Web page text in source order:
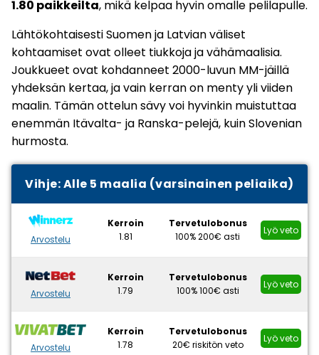
1.80 paikkeilta, mikä kelpaa hyvin omalle pelilapulle.
Lähtökohtaisesti Suomen ja Latvian väliset
kohtaamiset ovat olleet tiukkoja ja vähämaalisia.
Joukkueet ovat kohdanneet 2000-luvun MM-jäillä
yhdeksän kertaa, ja vain kerran on menty yli viiden
maalin. Tämän ottelun sävy voi hyvinkin muistuttaa
enemmän Itävalta- ja Ranska-pelejä, kuin Slovenian
hurmosta.
Vihje:Alle 5 maalia (varsinainen peliaika)
Arvostelu
Kerroin
1.81
Tervetulobonus
100% 200€ asti
Lyö veto
Arvostelu
Kerroin
1.79
Tervetulobonus
100% 100€ asti
Lyö veto
Arvostelu
Kerroin
1.78
Tervetulobonus
20€ riskitön veto
Lyö veto